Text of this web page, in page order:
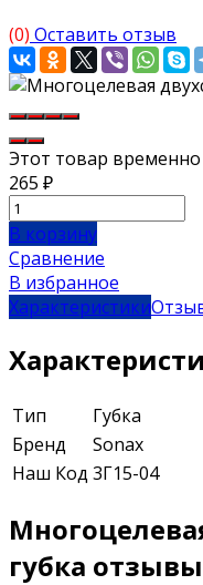
(0) Оставить отзыв
Этот товар временно
265 ₽
В корзину
Сравнение
В избранное
Характеристики
Тип
Губка
Бренд
Sonax
Наш Код 3Г15-04
губка отзывы